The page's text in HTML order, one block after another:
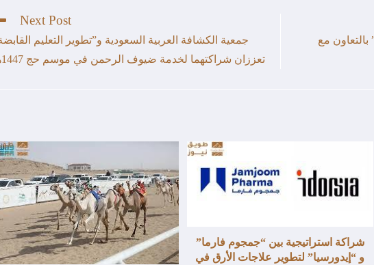
مع
Next Post
جمعية الكشافة العربية السعودية و”تطوير التعليم
تعززان شراكتهما لخدمة ضيوف الرحمن في موسم حج 1447هـ
شراكة استراتيجية بين “جمجوم فارما”
و “إيدورسيا” لتطوير علاجات الأرق في